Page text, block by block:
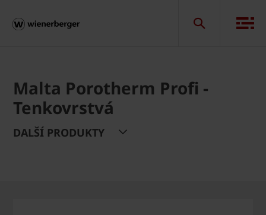
Malta Porotherm Profi -
Tenkovrstvá
DALŠÍ PRODUKTY